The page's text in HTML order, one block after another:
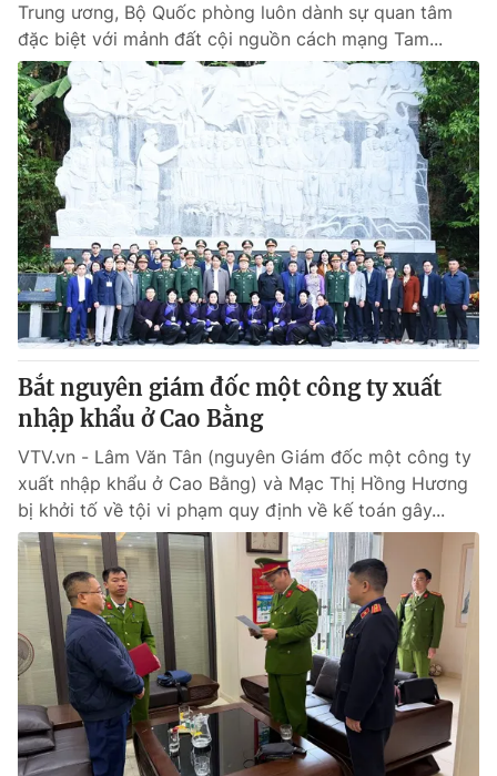
Trung ương, Bộ Quốc phòng luôn dành sự quan tâm
đặc biệt với mảnh đất cội nguồn cách mạng Tam...
Bắt nguyên giám đốc một công ty xuất
nhập khẩu ở Cao Bằng
VTV.vn - Lâm Văn Tân (nguyên Giám đốc một công ty
xuất nhập khẩu ở Cao Bằng) và Mạc Thị Hồng Hương
bị khởi tố về tội vi phạm quy định về kế toán gây...